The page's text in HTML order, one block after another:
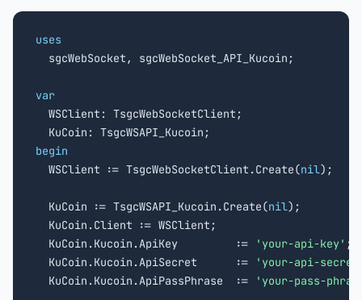
uses
sgcWebSocket, sgcWebSocket_API_Kucoin;
var
WSClient: TsgcWebSocketClient;
begin
WSClient := TsgcWebSocketClient.Create(nil);
  KuCoin := TsgcWSAPI_Kucoin.Create(
nil);
  KuCoin.Client := WSClient;
  KuCoin.Kucoin.ApiKey         :=
'your-api-key' ;
  KuCoin.Kucoin.ApiSecret      :=
'your-api-
  KuCoin.Kucoin.ApiPassPhrase  :=
'your-pass-